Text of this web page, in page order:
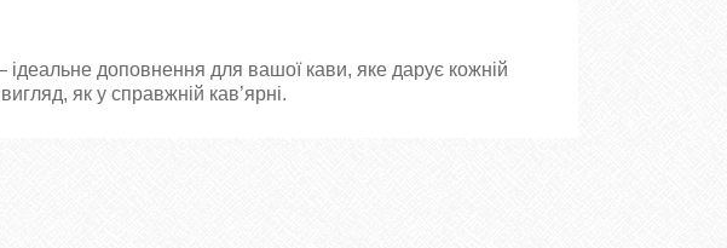
ідеальне доповнення для вашої кави, яке дарує кожній
як у справжній кав’ярні.